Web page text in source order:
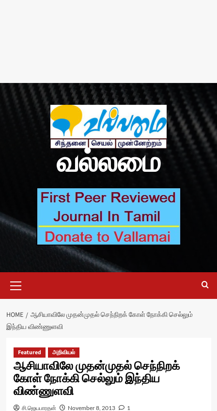
வல்லமை
Menu
HOME
ஆசியாவிலே முதன்முதல் செந்நிறக் கோள் நோக்கி செல்லும்
இந்திய விண்ணுளவி
Featured அறிவியல்
ஆசியாவிலே முதன்முதல் செந்நிறக்
கோள் நோக்கி செல்லும் இந்திய
விண்ணுளவி
சி.ஜெயபாரதன் November 8, 2013 1